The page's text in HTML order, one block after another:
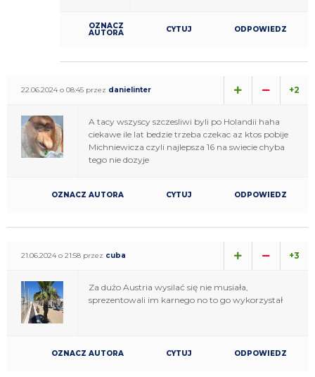
OZNACZ
AUTORA CYTUJ ODPOWIEDZ
22.06.2024 o 08:45 przez danielinter +2
A tacy wszyscy szczesliwi byli po Holandii haha
ciekawe ile lat bedzie trzeba czekac az ktos pobije
Michniewicza czyli najlepsza 16 na swiecie chyba
tego nie dozyje
OZNACZ AUTORA CYTUJ ODPOWIEDZ
21.06.2024 o 21:58 przez cuba +3
Za dużo Austria wysilać się nie musiała,
sprezentowali im karnego no to go wykorzystał
OZNACZ AUTORA CYTUJ ODPOWIEDZ